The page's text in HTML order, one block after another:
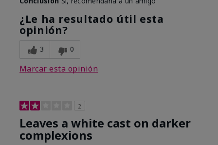
¿Le ha resultado útil esta
opinión?
3 0
Marcar esta opinión
2
Leaves a white cast on darker
complexions